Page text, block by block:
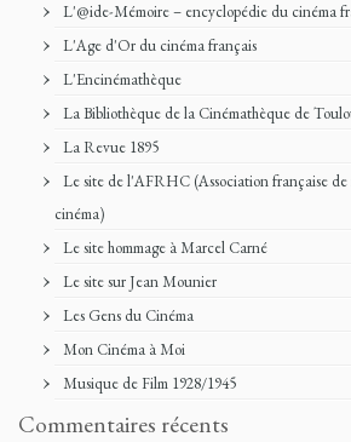
L'@ide-Mémoire – encyclopédie du cinéma
L'Age d'Or du cinéma français
L'Encinémathèque
La Bibliothèque de la Cinémathèque de
La Revue 1895
Le site de l'AFRHC (Association française de
cinéma)
Le site hommage à Marcel Carné
Le site sur Jean Mounier
Les Gens du Cinéma
Mon Cinéma à Moi
Musique de Film 1928/1945
Commentaires récents